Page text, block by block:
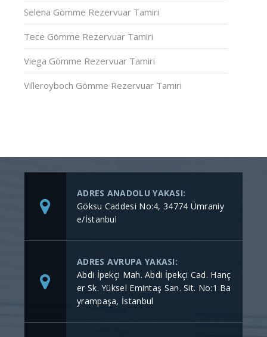
Selena Gömme Rezervuar Tamiri
Tece Gömme Rezervuar Tamiri
Viega Gömme Rezervuar Tamiri
Villeroyboch Gömme Rezervuar Tamiri
ADRES ANADOLU YAKASI:
Göksu Caddesi No:4, 34774 Ümraniy
e/İstanbul
ADRES AVRUPA YAKASI:
Abdi İpekçi Mah. Abdi İpekçi Cad. Hanç
er Sk. Yüksel Emintaş San. Sit. No:1 Ba
yrampaşa, İstanbul